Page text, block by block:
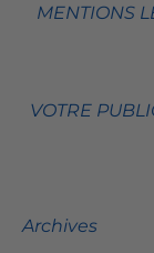
MENTIONS
VOTRE
Archives